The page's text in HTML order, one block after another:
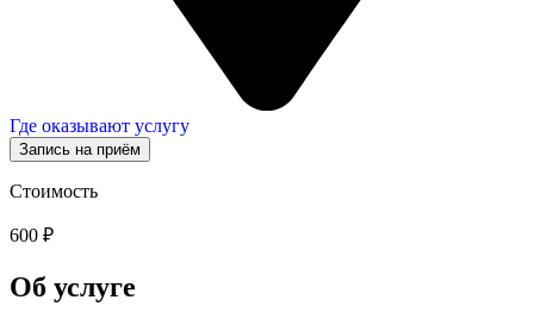
Где оказывают услугу
Запись на приём
Стоимость
600 ₽
Об услуге